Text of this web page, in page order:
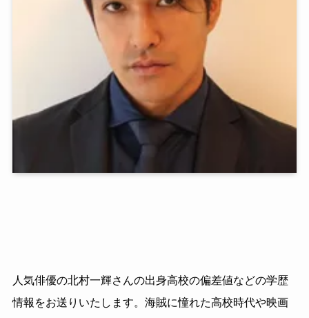
人気俳優の北村一輝さんの出身高校の偏差値などの学歴
情報をお送りいたします。海賊に憧れた高校時代や映画